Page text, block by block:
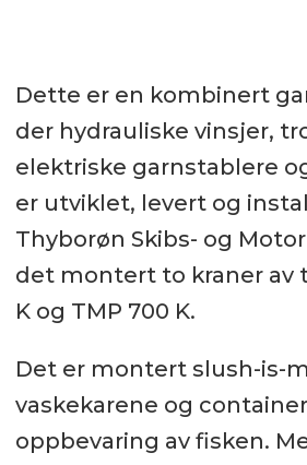
Dette er en kombinert
der hydrauliske vinsjer,
elektriske garnstablere
er utviklet, levert og
Thyborøn Skibs- og
det montert to kraner av
K og TMP 700 K.
Det er montert slush-is-
vaskekarene og
oppbevaring av fisken.